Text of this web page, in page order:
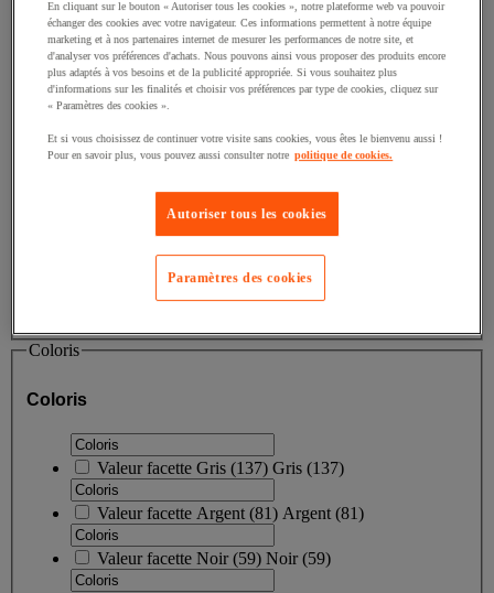
Valeur facette Meuble de tri(10) Meuble de tri(10)
Valeur facette Tensiomètre(10) Tensiomètre(10)
Valeur facette
Valeur facette Boite aluminium(4) Boite aluminium
Coloris
Coloris
Valeur facette Gris (137) Gris (137)
Valeur facette Argent (81) Argent (81)
Valeur facette Noir(59) Noir(59)
En cliquant sur le bouton « Autoriser tous les cookies », notre plateforme web va pouvoir
échanger des cookies avec votre navigateur. Ces informations permettent à notre équipe
marketing et à nos partenaires internet de mesurer les performances de notre site, et
d'analyser vos préférences d'achats. Nous pouvons ainsi vous proposer des produits encore
plus adaptés à vos besoins et de la publicité appropriée. Si vous souhaitez plus
d'informations sur les finalités et choisir vos préférences par type de cookies, cliquez sur
« Paramètres des cookies ».
Et si vous choisissez de continuer votre visite sans cookies, vous êtes le bienvenu aussi !
Pour en savoir plus, vous pouvez aussi consulter notre politique de cookies.
Autoriser tous les cookies
Paramètres des cookies